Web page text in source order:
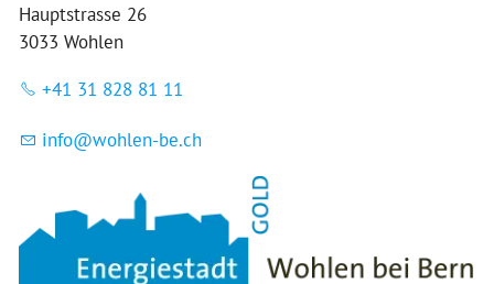
Hauptstrasse 26
3033 Wohlen
+41 31 828 81 11
nf w hl n-b ch